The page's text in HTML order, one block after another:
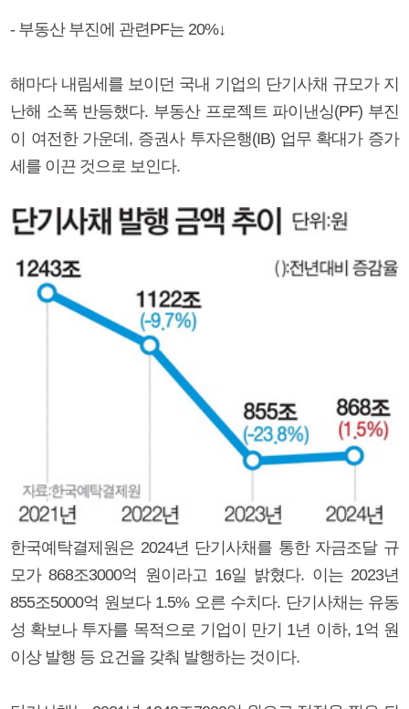
- 부동산 부진에 관련PF는 20%↓
해마다 내림세를 보이던 국내 기업의 단기사채 규모가 지
난해 소폭 반등했다. 부동산 프로젝트 파이낸싱(PF) 부진
이 여전한 가운데, 증권사 투자은행(IB) 업무 확대가 증가
세를 이끈 것으로 보인다.
한국예탁결제원은 2024년 단기사채를 통한 자금조달 규
모가 868조3000억 원이라고 16일 밝혔다. 이는 2023년
855조5000억 원보다 1.5% 오른 수치다. 단기사채는 유동
성 확보나 투자를 목적으로 기업이 만기 1년 이하, 1억 원
이상 발행 등 요건을 갖춰 발행하는 것이다.